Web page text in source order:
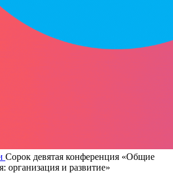
Сорок девятая конференция «Общие
организация и развитие»